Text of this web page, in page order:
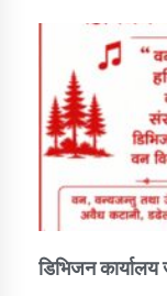
डिभिजन